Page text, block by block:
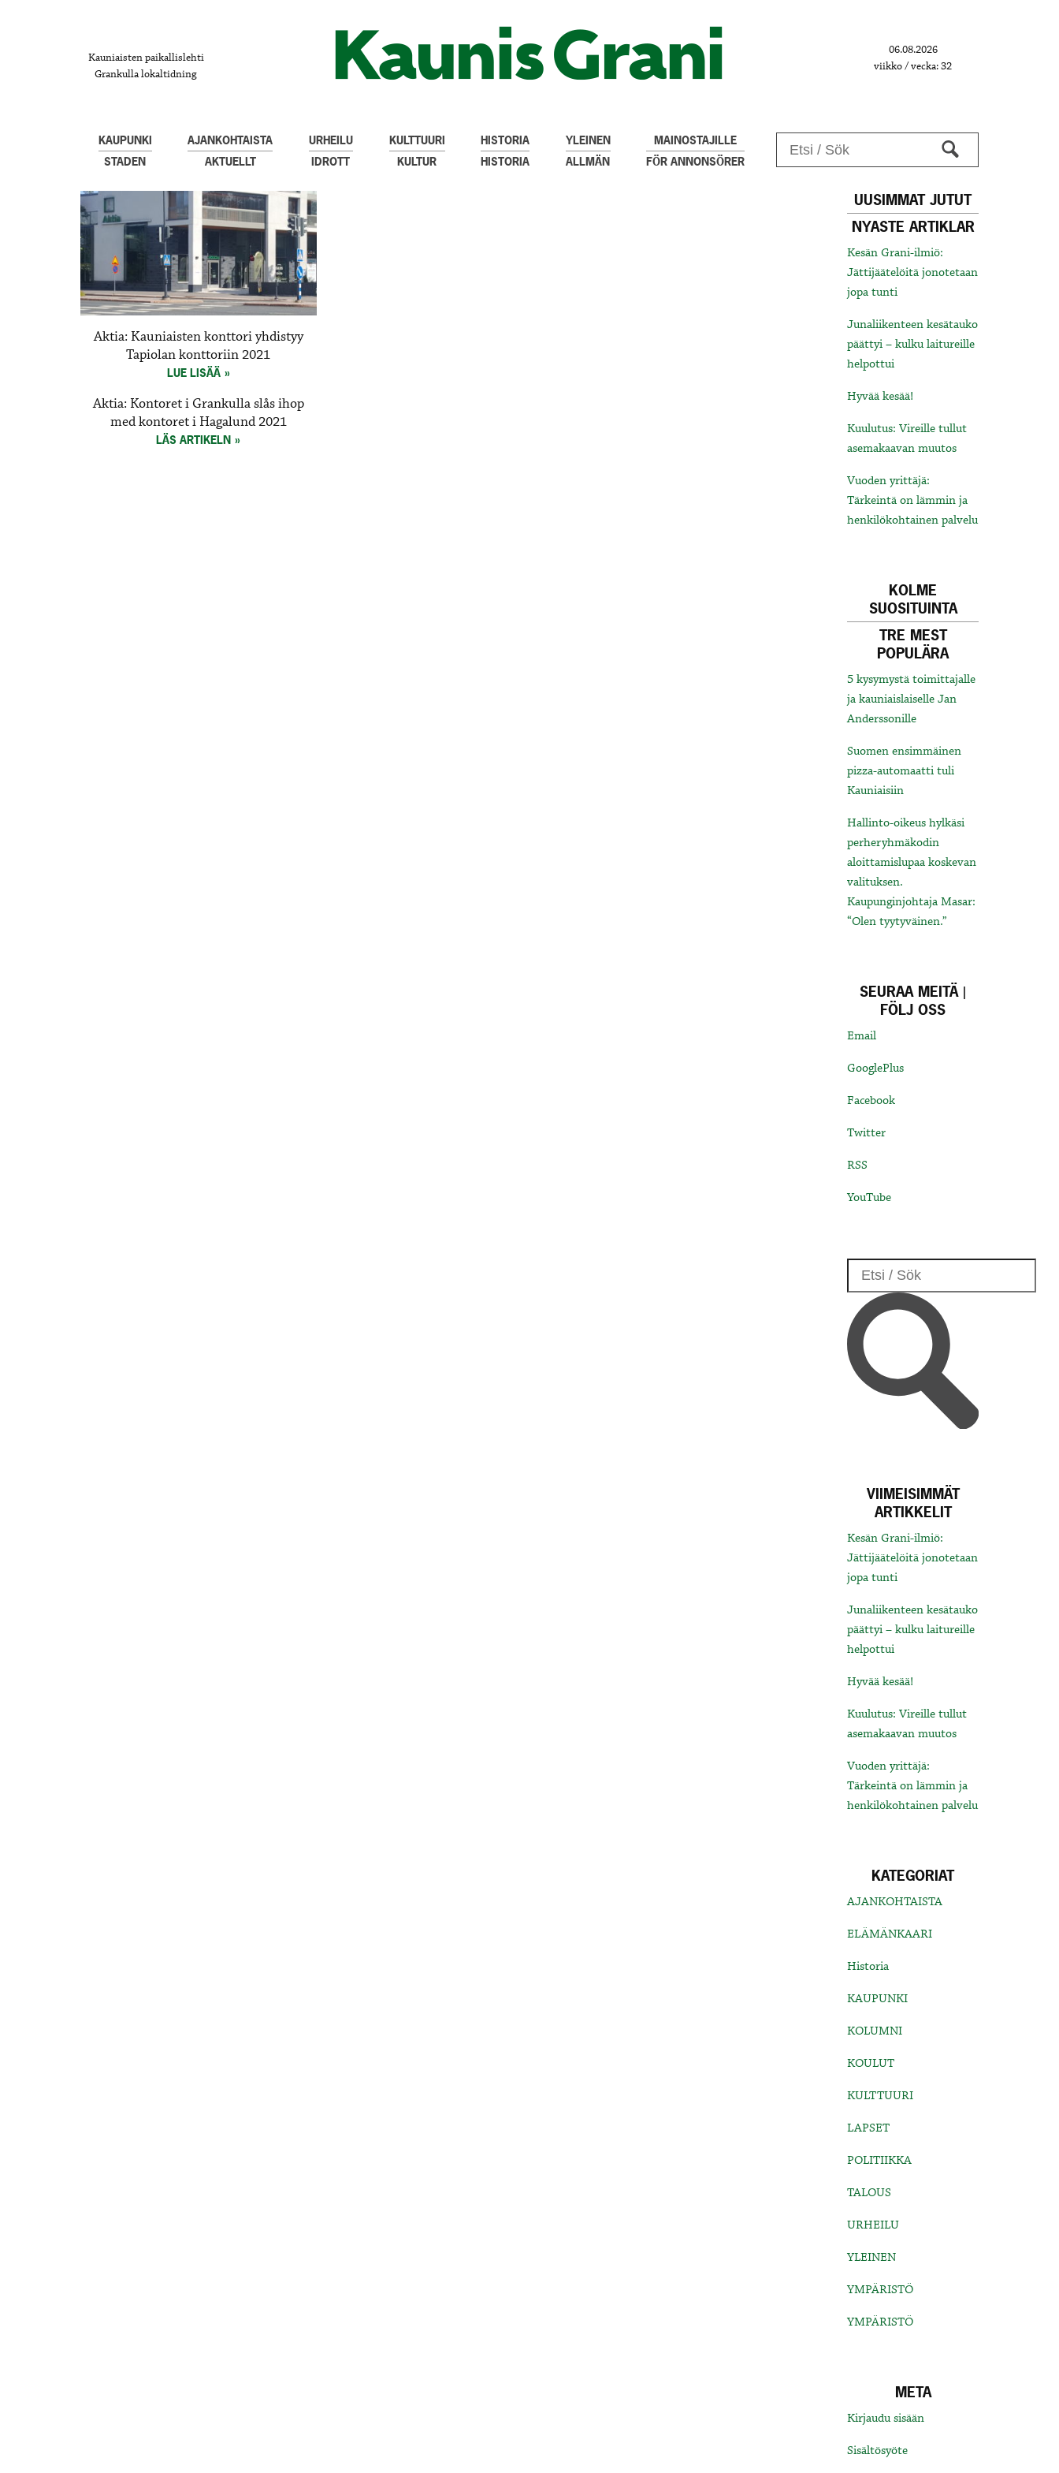
Kauniaisten paikallislehti
Grankulla lokaltidning
06.08.2026
viikko / vecka: 32
KAUPUNKI
STADEN
AJANKOHTAISTA
AKTUELLT
URHEILU
IDROTT
KULTTUURI
KULTUR
HISTORIA
HISTORIA
YLEINEN
ALLMÄN
MAINOSTAJILLE
FÖR ANNONSÖRER
Aktia: Kauniaisten konttori yhdistyy
Tapiolan konttoriin 2021
LUE LISÄÄ
Aktia: Kontoret i Grankulla slås ihop
med kontoret i Hagalund 2021
LÄS ARTIKELN
UUSIMMAT JUTUT
NYASTE ARTIKLAR
Kesän Grani-ilmiö:
Jättijäätelöitä jonotetaan
jopa tunti
Junaliikenteen kesätauko
päättyi – kulku laitureille
helpottui
Hyvää kesää!
Kuulutus: Vireille tullut
asemakaavan muutos
Vuoden yrittäjä:
Tärkeintä on lämmin ja
henkilökohtainen palvelu
KOLME
SUOSITUINTA
TRE MEST
POPULÄRA
5 kysymystä toimittajalle
ja kauniaislaiselle Jan
Anderssonille
Suomen ensimmäinen
pizza-automaatti tuli
Kauniaisiin
Hallinto-oikeus hylkäsi
perheryhmäkodin
aloittamislupaa koskevan
valituksen.
Kaupunginjohtaja Masar:
“Olen tyytyväinen.”
SEURAA MEITÄ |
FÖLJ OSS
Email
GooglePlus
Facebook
Twitter
RSS
YouTube
VIIMEISIMMÄT
ARTIKKELIT
Kesän Grani-ilmiö:
Jättijäätelöitä jonotetaan
jopa tunti
Junaliikenteen kesätauko
päättyi – kulku laitureille
helpottui
Hyvää kesää!
Kuulutus: Vireille tullut
asemakaavan muutos
Vuoden yrittäjä:
Tärkeintä on lämmin ja
henkilökohtainen palvelu
KATEGORIAT
AJANKOHTAISTA
ELÄMÄNKAARI
Historia
KAUPUNKI
KOLUMNI
KOULUT
KULTTUURI
LAPSET
POLITIIKKA
TALOUS
URHEILU
YLEINEN
YMPÄRISTÖ
YMPÄRISTÖ
META
Kirjaudu sisään
Sisältösyöte